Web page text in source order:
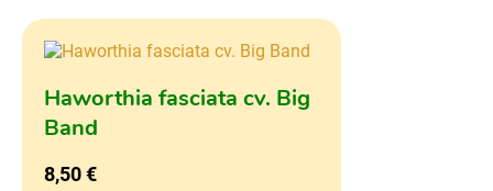
Haworthia fasciata cv. Big
Band
8,50€